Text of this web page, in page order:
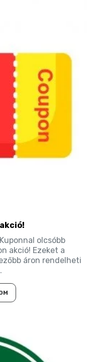
olcsóbb
akció! Ezeket a
áron rendelheti